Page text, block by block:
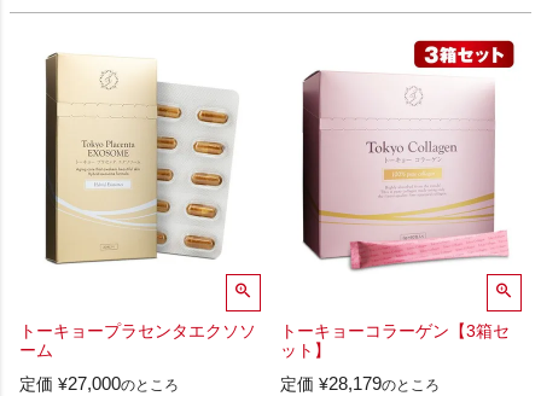
トーキョープラセンタエクソソ
ーム
定価 ¥27,000のところ
トーキョーコラーゲン【3箱セ
ット】
定価 ¥28,179のところ